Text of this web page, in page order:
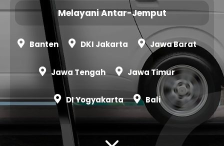
Melayani Antar-Jemput
Banten DKI Jakarta Jawa Barat
Jawa Tengah Jawa Timur
DI Yogyakarta Bali